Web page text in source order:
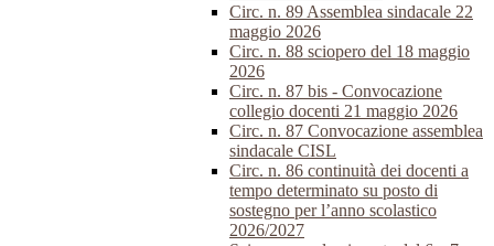
Circ. n. 89 Assemblea sindacale 22
maggio 2026
Circ. n. 88 sciopero del 18 maggio
2026
Circ. n. 87 bis - Convocazione
collegio docenti 21 maggio 2026
Circ. n. 87 Convocazione assemblea
sindacale CISL
Circ. n. 86 continuità dei docenti a
tempo determinato su posto di
sostegno per l’anno scolastico
2026/2027